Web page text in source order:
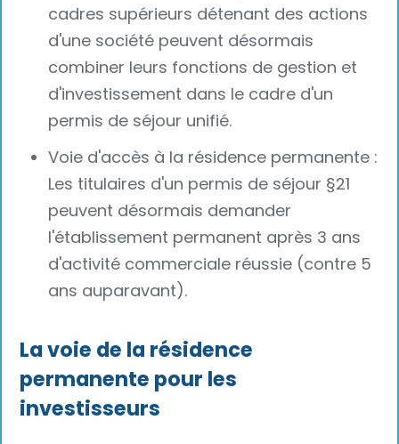
cadres supérieurs détenant des actions
d'une société peuvent désormais
combiner leurs fonctions de gestion et
d'investissement dans le cadre d'un
permis de séjour unifié.
Voie d'accès à la résidence permanente :
Les titulaires d'un permis de séjour §21
peuvent désormais demander
l'établissement permanent après 3 ans
d'activité commerciale réussie (contre 5
ans auparavant).
La voie de la résidence
permanente pour les
investisseurs